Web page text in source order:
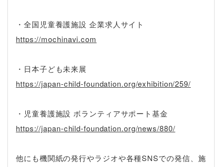
・全国児童養護施設 企業求人サイト
https://mochinavi.com
・日本子ども未来展
https://japan-child-foundation.org/exhibition/259/
・児童養護施設 ボランティアサポート基金
https://japan-child-foundation.org/news/880/
他にも機関紙の発行やラジオや各種SNSでの発信、施